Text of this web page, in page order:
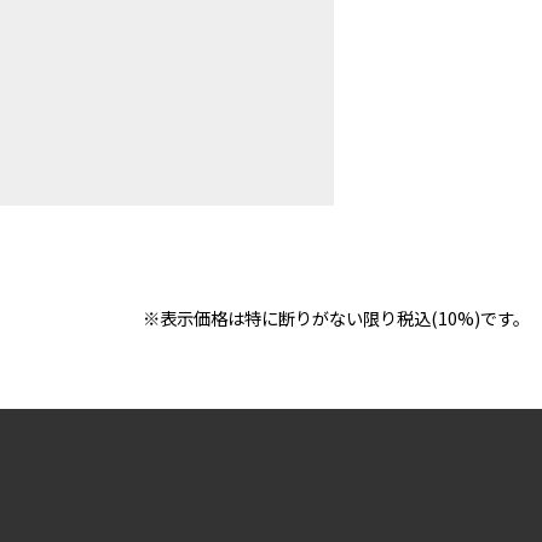
※表示価格は特に断りがない限り税込(10%)です。